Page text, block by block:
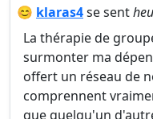
😊 klaras4se sent
La thérapie de
surmonter ma
offert un réseau de
comprennent
que quelqu'un